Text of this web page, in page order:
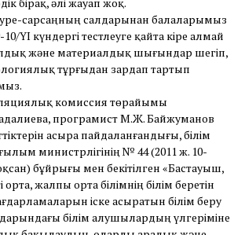
сарсаңның салдарынан балаларымыз
10/ҮІ күндергі тестлеуге қайта кіре алмай
және материалдық шығындар шегіп,
тұрғыдан зардап тартып
комиссия төрайымы
програмист М.Ж. Байжуманов
асыра пайдаланғандығы, білім
министрлігінің № 44 (2011 ж. 10-
бұйрығы мен бекітілген «Бастауыш,
орта, жалпы орта білімнің білім беретін
іске асыратын білім беру
білім алушылардың үлгеріміне